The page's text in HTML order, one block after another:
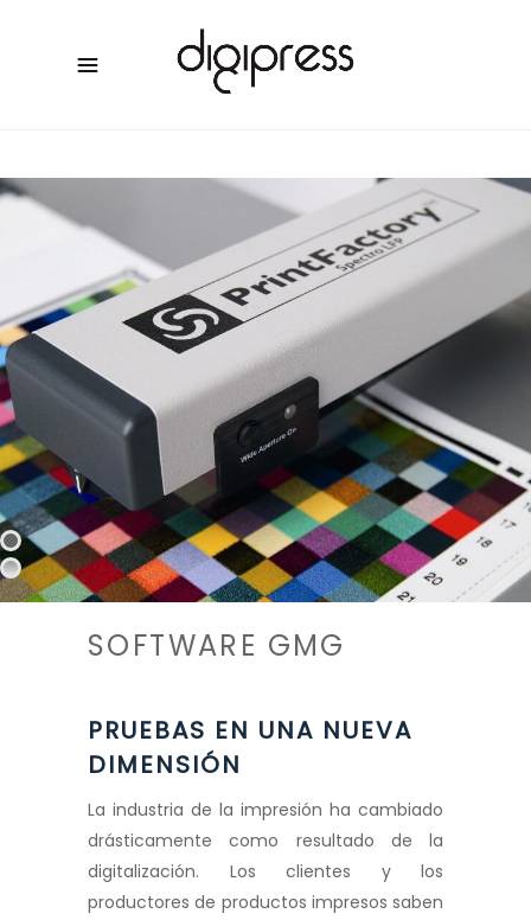
SOFTWARE GMG
PRUEBAS EN UNA NUEVA
DIMENSIÓN
La industria de la impresión ha cambiado
drásticamente como resultado de la
digitalización. Los clientes y los
productores de productos impresos saben